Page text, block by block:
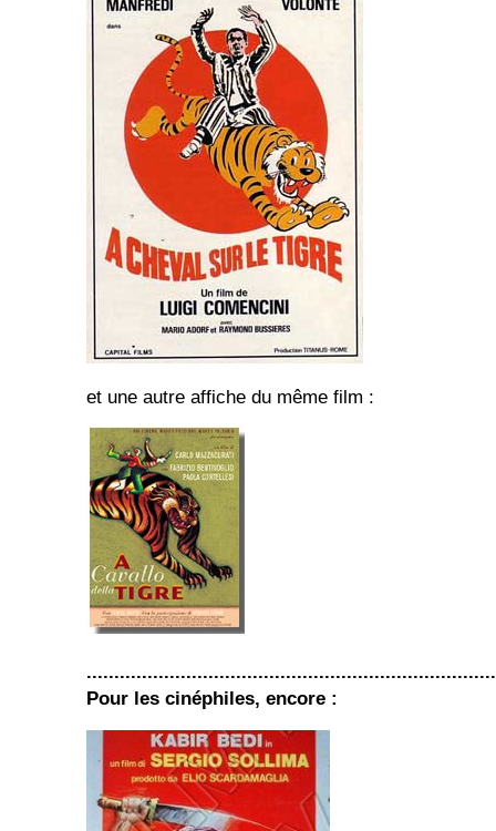
et une autre affiche du même film :
Pour les cinéphiles, encore :